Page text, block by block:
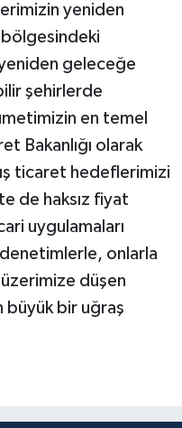
yeniden
bölgesindeki
yeniden geleceğe
şehirlerde
en temel
Bakanlığı olarak
ticaret hedeflerimizi
de haksız fiyat
uygulamaları
onlarla
düşen
bir uğraş